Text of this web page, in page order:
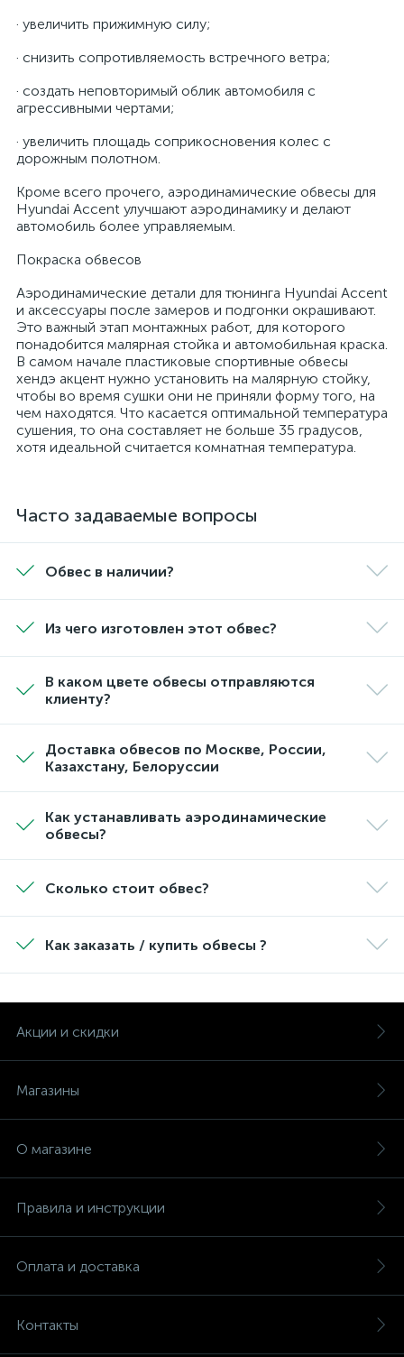
· увеличить прижимную силу;
· снизить сопротивляемость встречного ветра;
· создать неповторимый облик автомобиля с
агрессивными чертами;
· увеличить площадь соприкосновения колес с
дорожным полотном.
Кроме всего прочего, аэродинамические обвесы для
Hyundai Accent улучшают аэродинамику и делают
автомобиль более управляемым.
Покраска обвесов
Аэродинамические детали для тюнинга Hyundai Accent
и аксессуары после замеров и подгонки окрашивают.
Это важный этап монтажных работ, для которого
понадобится малярная стойка и автомобильная краска.
В самом начале пластиковые спортивные обвесы
хендэ акцент нужно установить на малярную стойку,
чтобы во время сушки они не приняли форму того, на
чем находятся. Что касается оптимальной температура
сушения, то она составляет не больше 35 градусов,
хотя идеальной считается комнатная температура.
Часто задаваемые вопросы
Обвес в наличии?
Из чего изготовлен этот обвес?
В каком цвете обвесы отправляются
клиенту?
Доставка обвесов по Москве, России,
Казахстану, Белоруссии
Как устанавливать аэродинамические
обвесы?
Сколько стоит обвес?
Как заказать / купить обвесы ?
Акции и скидки
Магазины
О магазине
Правила и инструкции
Оплата и доставка
Контакты